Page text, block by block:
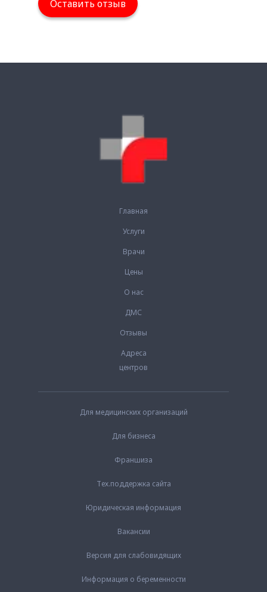
Оставить отзыв
Главная
Услуги
Врачи
Цены
О нас
ДМС
Отзывы
Адреса
центров
Для медицинских организаций
Для бизнеса
Франшиза
Тех.поддержка сайта
Юридическая информация
Вакансии
Версия для слабовидящих
Информация о беременности